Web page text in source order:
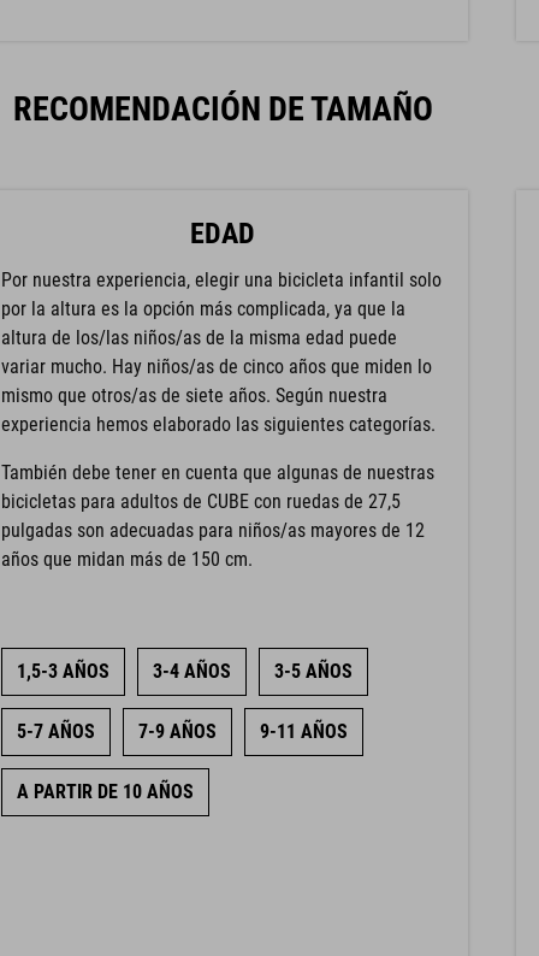
RECOMENDACIÓN DE TAMAÑO
EDAD
Por nuestra experiencia, elegir una bicicleta infantil solo
por la altura es la opción más complicada, ya que la
altura de los/las niños/as de la misma edad puede
variar mucho. Hay niños/as de cinco años que miden lo
mismo que otros/as de siete años. Según nuestra
experiencia hemos elaborado las siguientes categorías.
También debe tener en cuenta que algunas de nuestras
bicicletas para adultos de CUBE con ruedas de 27,5
pulgadas son adecuadas para niños/as mayores de 12
años que midan más de 150 cm.
1,5-3 AÑOS 3-4 AÑOS 3-5 AÑOS
5-7 AÑOS 7-9 AÑOS 9-11 AÑOS
A PARTIR DE 10 AÑOS